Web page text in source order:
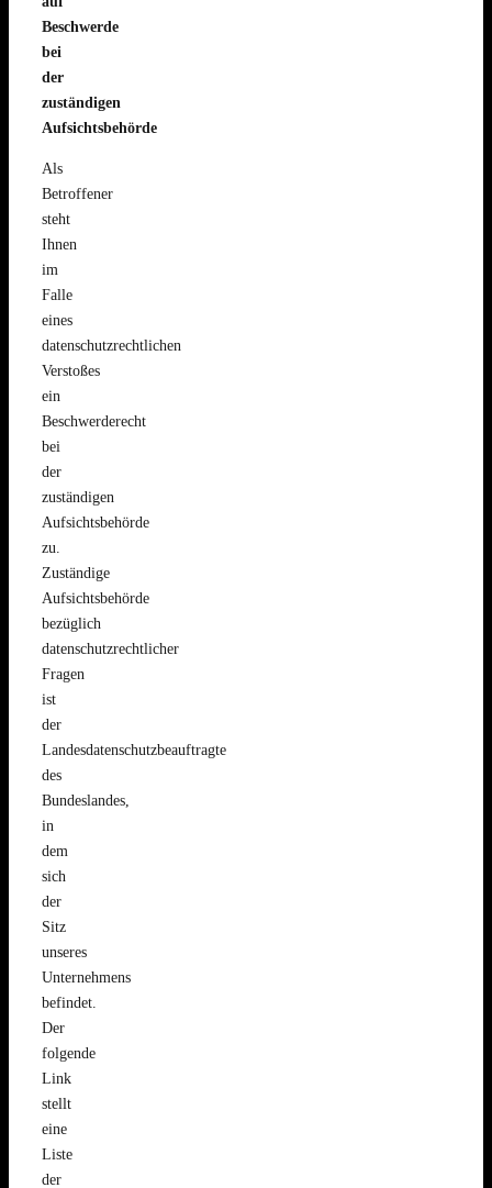
Beschwerde
bei
der
zuständigen
Aufsichtsbehörde
Als
Betroffener
steht
Ihnen
im
Falle
eines
datenschutzrechtlichen
Verstoßes
ein
Beschwerderecht
bei
der
zuständigen
Aufsichtsbehörde
zu.
Zuständige
Aufsichtsbehörde
bezüglich
datenschutzrechtlicher
Fragen
ist
der
Landesdatenschutzbeauftragte
des
Bundeslandes,
in
dem
sich
der
Sitz
unseres
Unternehmens
befindet.
Der
folgende
Link
stellt
eine
Liste
der